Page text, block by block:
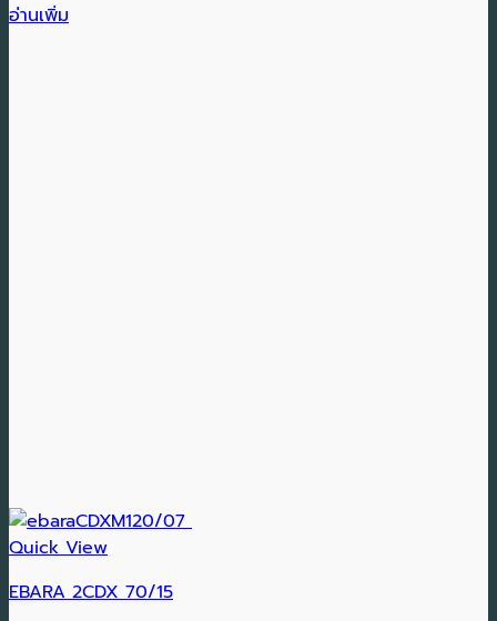
อ่านเพิ่ม
Quick View
EBARA 2CDX 70/15